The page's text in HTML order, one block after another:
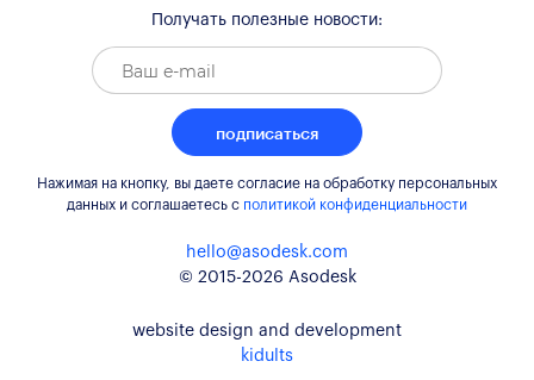
Получать полезные новости:
подписаться
Нажимая на кнопку, вы даете согласие на обработку персональных
данных и соглашаетесь c политикой конфиденциальности
hello@asodesk.com
© 2015-2026 Asodesk
website design and development
kidults